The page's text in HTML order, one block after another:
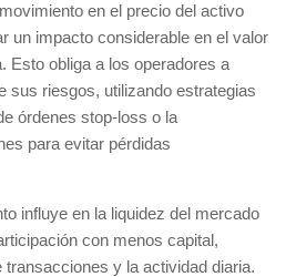
en el precio del activo
un impacto considerable en el valor
Esto obliga a los operadores a
sus riesgos, utilizando estrategias
órdenes stop-loss o la
para evitar pérdidas
influye en la liquidez del mercado
con menos capital,
y la actividad diaria.